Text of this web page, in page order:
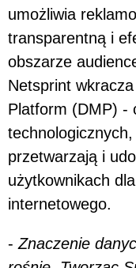
umożliwia
transparentną i
obszarze
Netsprint
Platform (DMP) -
przetwarzają i
użytkownikach
internetowego.
- Znaczenie